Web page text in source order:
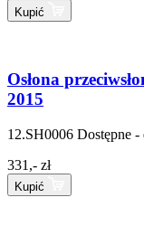
Kupić
Osłona
2015
12.SH0006 Dostępne -
331,- zł
Kupić